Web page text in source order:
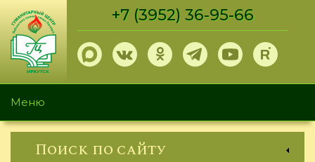
Перейти
основному
содержанию
+7 (3952) 36-95-66
Меню
Поиск по сайту